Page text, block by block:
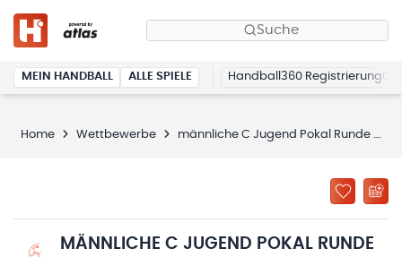
Suche
MEIN HANDBALL ALLE SPIELE Handball360 Registrierung
Home Wettbewerbe männliche C Jugend Pokal Runde 1
MÄNNLICHE C JUGEND POKAL RUNDE